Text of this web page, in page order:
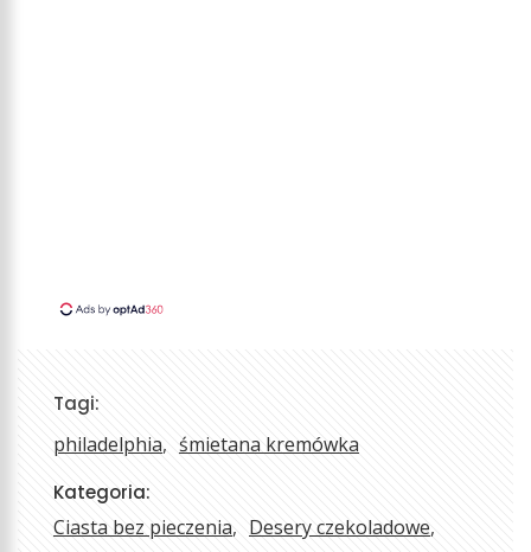
Tagi:
philadelphia śmietana kremówka
Kategoria:
Ciasta bez pieczenia
Desery czekoladowe